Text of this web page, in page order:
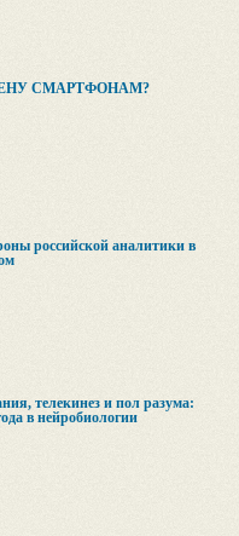
СМАРТФОНАМ?
российской аналитики в
телекинез и пол разума:
в нейробиологии